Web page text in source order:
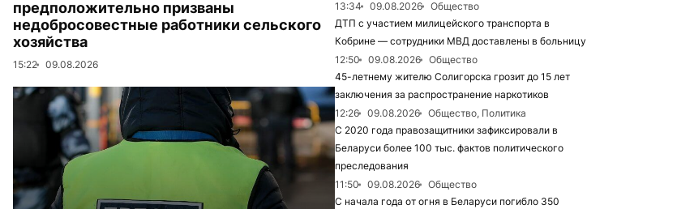
предположительно призваны
недобросовестные работники сельского
хозяйства
15:22 09.08.2026
13:34 09.08.2026
Общество
ДТП с участием милицейского транспорта в
Кобрине — сотрудники МВД доставлены в больницу
12:50
09.08.2026
Общество
45-летнему жителю Солигорска грозит до 15 лет
заключения за распространение наркотиков
12:26
09.08.2026
Общество, Политика
С 2020 года правозащитники зафиксировали в
Беларуси более 100 тыс. фактов политического
преследования
11:50
09.08.2026
Общество
С начала года от огня в Беларуси погибло 350